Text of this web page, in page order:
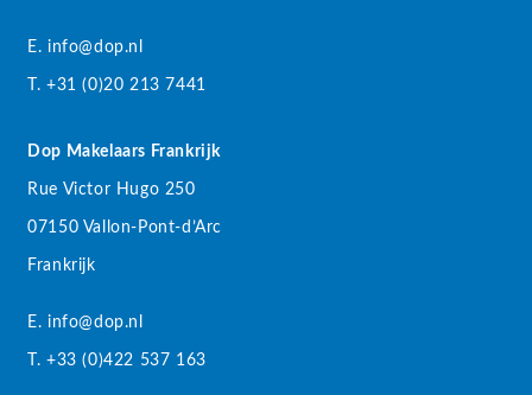
E. info@dop.nl
T. +31 (0)20 213 7441
Dop Makelaars Frankrijk
Rue Victor Hugo 250
07150 Vallon-Pont-d’Arc
Frankrijk
E. info@dop.nl
T. +33 (0)422 537 163